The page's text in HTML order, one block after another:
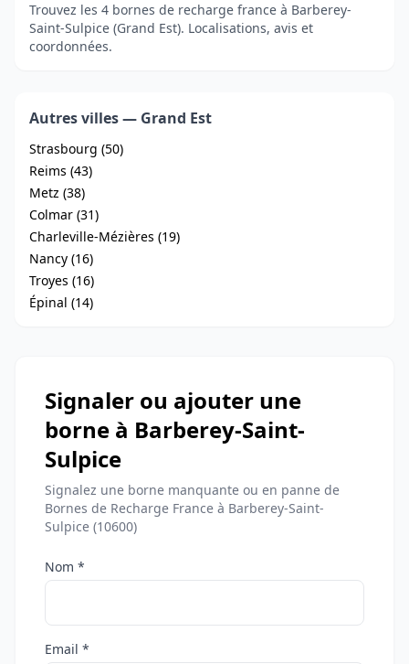
Trouvez les 4 bornes de recharge france à Barberey-
Saint-Sulpice (Grand Est). Localisations, avis et
coordonnées.
Autres villes — Grand Est
Strasbourg (50)
Reims (43)
Metz (38)
Colmar (31)
Charleville-Mézières (19)
Nancy (16)
Troyes (16)
Épinal (14)
Signaler ou ajouter une
borne à Barberey-Saint-
Sulpice
Signalez une borne manquante ou en panne de
Bornes de Recharge France à Barberey-Saint-
Sulpice (10600)
Nom *
Email *